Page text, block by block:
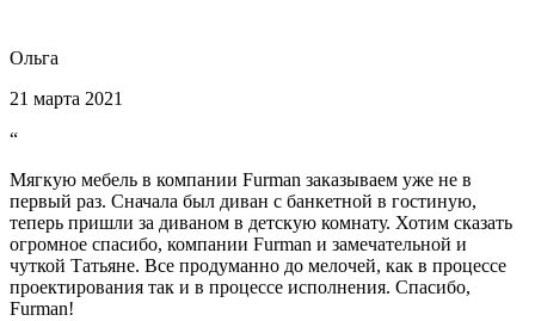
Ольга
21 марта 2021
“
Мягкую мебель в компании Furman заказываем уже не в
первый раз. Сначала был диван с банкетной в гостиную,
теперь пришли за диваном в детскую комнату. Хотим сказать
огромное спасибо, компании Furman и замечательной и
чуткой Татьяне. Все продуманно до мелочей, как в процессе
проектирования так и в процессе исполнения. Спасибо,
Furman!